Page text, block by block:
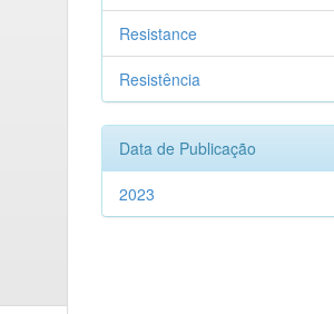
Resistance
Resistência
Data de Publicação
2023